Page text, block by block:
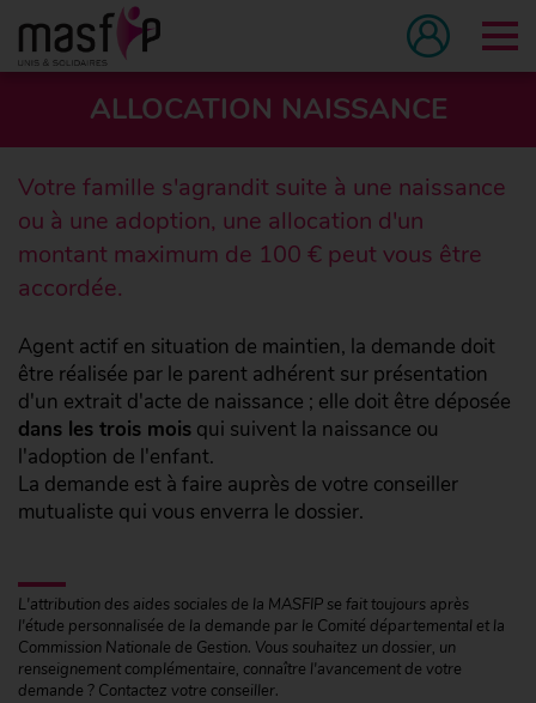
ALLOCATION NAISSANCE
Votre famille s'agrandit suite à une naissance
ou à une adoption, une allocation d'un
montant maximum de 100 € peut vous être
accordée.
Agent actif en situation de maintien, la demande doit
être réalisée par le parent adhérent sur présentation
d'un extrait d'acte de naissance ; elle doit être déposée
dans les trois mois qui suivent la naissance ou
l'adoption de l'enfant.
La demande est à faire auprès de votre conseiller
mutualiste qui vous enverra le dossier.
L'attribution des aides sociales de la MASFIP se fait toujours après
l'étude personnalisée de la demande par le Comité départemental et la
Commission Nationale de Gestion. Vous souhaitez un dossier, un
renseignement complémentaire, connaître l'avancement de votre
demande ? Contactez votre conseiller.